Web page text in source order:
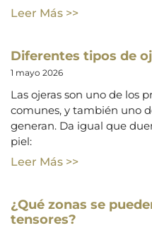
Leer Más >>
Diferentes tipos de
1 mayo 2026
Las ojeras son uno de los
comunes, y también uno
generan. Da igual que
piel:
Leer Más >>
¿Qué zonas se
tensores?